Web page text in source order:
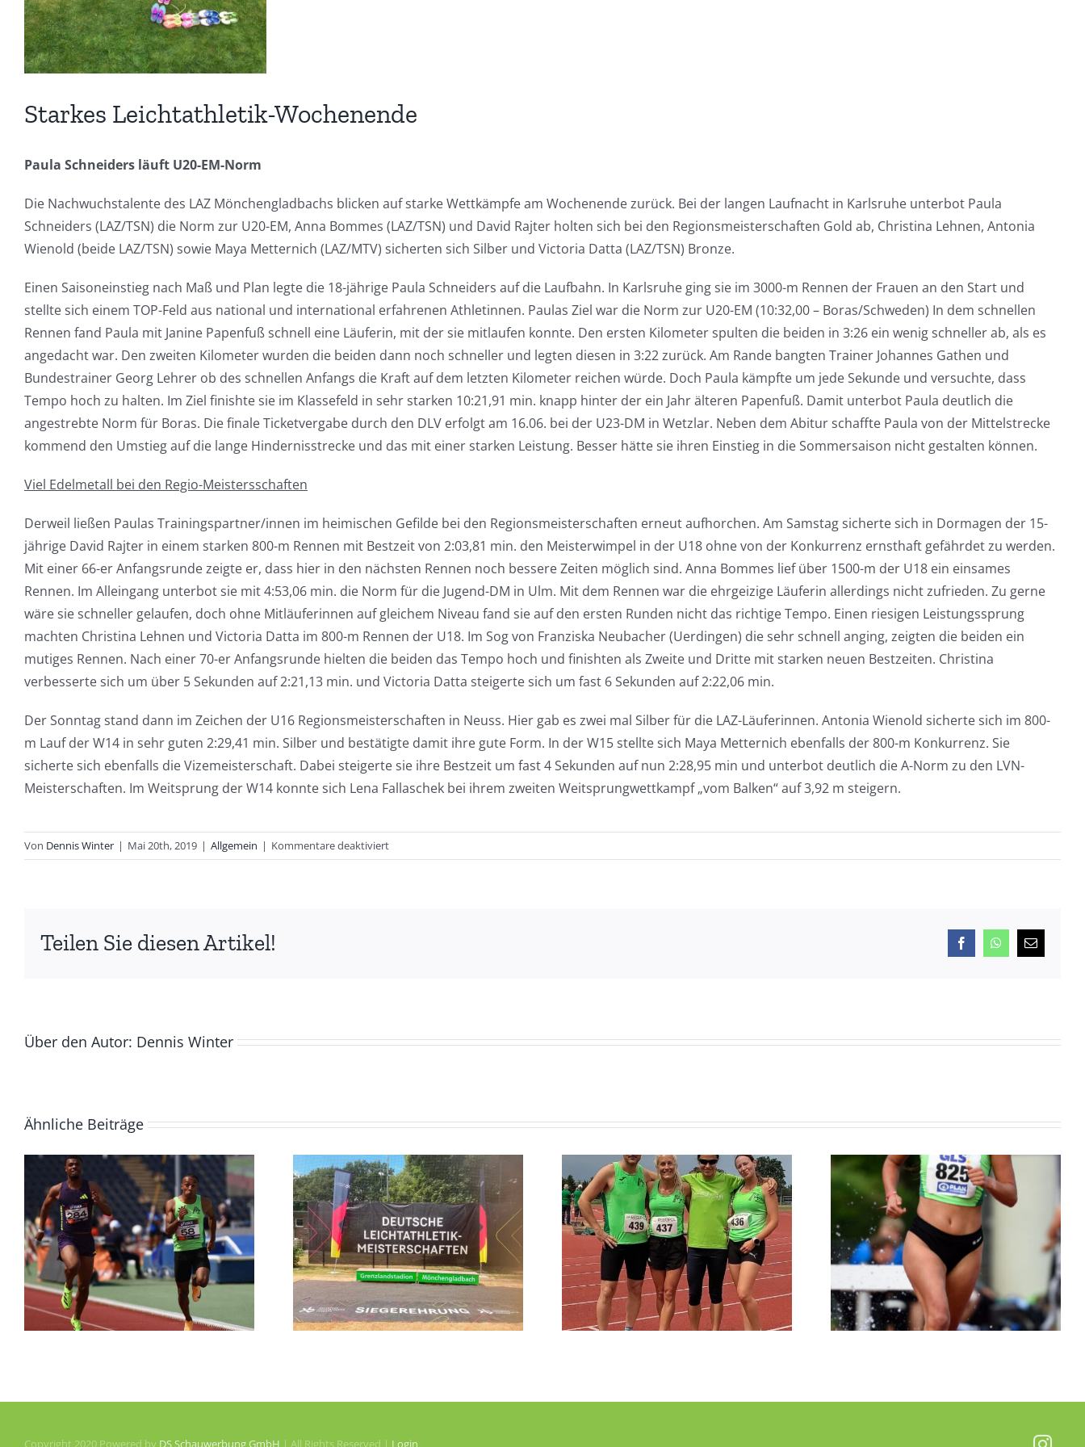
Starkes Leichtathletik-Wochenende
Paula Schneiders läuft U20-EM-Norm
Die Nachwuchstalente des LAZ Mönchengladbachs blicken auf starke Wettkämpfe am Wochenende zurück. Bei der langen Laufnacht in Karlsruhe unterbot Paula
Schneiders (LAZ/TSN) die Norm zur U20-EM, Anna Bommes (LAZ/TSN) und David Rajter holten sich bei den Regionsmeisterschaften Gold ab, Christina Lehnen, Antonia
Wienold (beide LAZ/TSN) sowie Maya Metternich (LAZ/MTV) sicherten sich Silber und Victoria Datta (LAZ/TSN) Bronze.
Einen Saisoneinstieg nach Maß und Plan legte die 18-jährige Paula Schneiders auf die Laufbahn. In Karlsruhe ging sie im 3000-m Rennen der Frauen an den Start und
stellte sich einem TOP-Feld aus national und international erfahrenen Athletinnen. Paulas Ziel war die Norm zur U20-EM (10:32,00 – Boras/Schweden) In dem schnellen
Rennen fand Paula mit Janine Papenfuß schnell eine Läuferin, mit der sie mitlaufen konnte. Den ersten Kilometer spulten die beiden in 3:26 ein wenig schneller ab, als es
angedacht war. Den zweiten Kilometer wurden die beiden dann noch schneller und legten diesen in 3:22 zurück. Am Rande bangten Trainer Johannes Gathen und
Bundestrainer Georg Lehrer ob des schnellen Anfangs die Kraft auf dem letzten Kilometer reichen würde. Doch Paula kämpfte um jede Sekunde und versuchte, dass
Tempo hoch zu halten. Im Ziel finishte sie im Klassefeld in sehr starken 10:21,91 min. knapp hinter der ein Jahr älteren Papenfuß. Damit unterbot Paula deutlich die
angestrebte Norm für Boras. Die finale Ticketvergabe durch den DLV erfolgt am 16.06. bei der U23-DM in Wetzlar. Neben dem Abitur schaffte Paula von der Mittelstrecke
kommend den Umstieg auf die lange Hindernisstrecke und das mit einer starken Leistung. Besser hätte sie ihren Einstieg in die Sommersaison nicht gestalten können.
Viel Edelmetall bei den Regio-Meistersschaften
Derweil ließen Paulas Trainingspartner/innen im heimischen Gefilde bei den Regionsmeisterschaften erneut aufhorchen. Am Samstag sicherte sich in Dormagen der 15-
jährige David Rajter in einem starken 800-m Rennen mit Bestzeit von 2:03,81 min. den Meisterwimpel in der U18 ohne von der Konkurrenz ernsthaft gefährdet zu werden.
Mit einer 66-er Anfangsrunde zeigte er, dass hier in den nächsten Rennen noch bessere Zeiten möglich sind. Anna Bommes lief über 1500-m der U18 ein einsames
Rennen. Im Alleingang unterbot sie mit 4:53,06 min. die Norm für die Jugend-DM in Ulm. Mit dem Rennen war die ehrgeizige Läuferin allerdings nicht zufrieden. Zu gerne
wäre sie schneller gelaufen, doch ohne Mitläuferinnen auf gleichem Niveau fand sie auf den ersten Runden nicht das richtige Tempo. Einen riesigen Leistungssprung
machten Christina Lehnen und Victoria Datta im 800-m Rennen der U18. Im Sog von Franziska Neubacher (Uerdingen) die sehr schnell anging, zeigten die beiden ein
mutiges Rennen. Nach einer 70-er Anfangsrunde hielten die beiden das Tempo hoch und finishten als Zweite und Dritte mit starken neuen Bestzeiten. Christina
verbesserte sich um über 5 Sekunden auf 2:21,13 min. und Victoria Datta steigerte sich um fast 6 Sekunden auf 2:22,06 min.
Der Sonntag stand dann im Zeichen der U16 Regionsmeisterschaften in Neuss. Hier gab es zwei mal Silber für die LAZ-Läuferinnen. Antonia Wienold sicherte sich im 800-
m Lauf der W14 in sehr guten 2:29,41 min. Silber und bestätigte damit ihre gute Form. In der W15 stellte sich Maya Metternich ebenfalls der 800-m Konkurrenz. Sie
sicherte sich ebenfalls die Vizemeisterschaft. Dabei steigerte sie ihre Bestzeit um fast 4 Sekunden auf nun 2:28,95 min und unterbot deutlich die A-Norm zu den LVN-
Meisterschaften. Im Weitsprung der W14 konnte sich Lena Fallaschek bei ihrem zweiten Weitsprungwettkampf „vom Balken“ auf 3,92 m steigern.
Von Dennis Winter | Mai 20th, 2019 | Allgemein | Kommentare deaktiviertfür
Starkes
Teilen Sie diesen Artikel! FacebookWhatsApp
E-
Über den Autor: Dennis Winter
Ähnliche Beiträge
DM Masters, 17. –
19.07.2026
LAZ Masters
sammeln DM-
Normen und
Medaillen
Romy überzeugt
mit PB bei U23 DM
Copyright 2020 Powered by DS Schauwerbung GmbH | All Rights Reserved | Login